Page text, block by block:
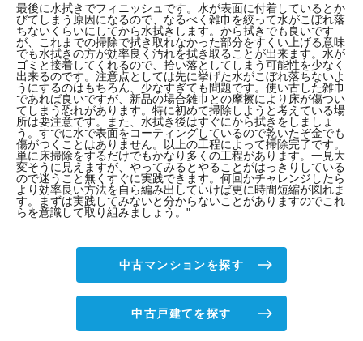
最後に水拭きでフィニッシュです。水が表面に付着しているとか
びてしまう原因になるので、なるべく雑巾を絞って水がこぼれ落
ちないくらいにしてから水拭きします。から拭きでも良いです
が、これまでの掃除で拭き取れなかった部分をすくい上げる意味
でも水拭きの方が効率良く汚れを拭き取ることが出来ます。水が
ゴミと接着してくれるので、拾い落としてしまう可能性を少なく
出来るのです。注意点としては先に挙げた水がこぼれ落ちないよ
うにするのはもちろん、少なすぎても問題です。使い古した雑巾
であれば良いですが、新品の場合雑巾との摩擦により床が傷つい
てしまう恐れがあります。特に初めて掃除しようと考えている場
所は要注意です。また、水拭き後はすぐにから拭きをしましょ
う。すでに水で表面をコーティングしているので乾いたぞ金でも
傷がつくことはありません。以上の工程によって掃除完了です。
単に床掃除をするだけでもかなり多くの工程があります。一見大
変そうに見えますが、やってみるとやることがはっきりしている
ので迷うこと無くすぐに実践できます。何回かチャレンジしたら
より効率良い方法を自ら編み出していけば更に時間短縮が図れま
す。まずは実践してみないと分からないことがありますのでこれ
らを意識して取り組みましょう。"
中古マンションを探す
中古戸建てを探す